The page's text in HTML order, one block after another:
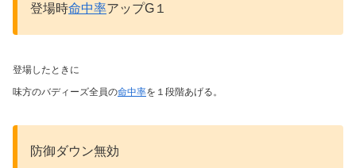
登場時命中率アップG１
登場したときに
味方のバディーズ全員の命中率を１段階あげる。
防御ダウン無効